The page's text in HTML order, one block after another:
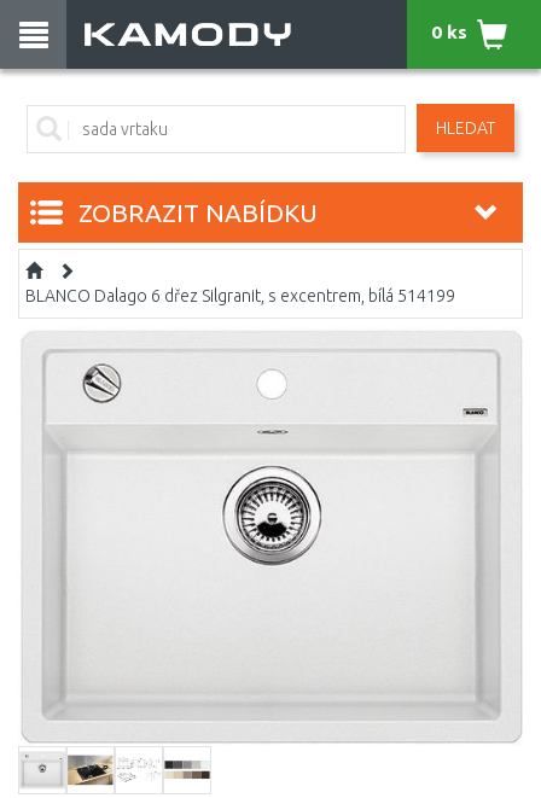
HLEDAT
0 ks
ZOBRAZIT NABÍDKU
BLANCO Dalago 6 dřez Silgranit, s excentrem, bílá 514199